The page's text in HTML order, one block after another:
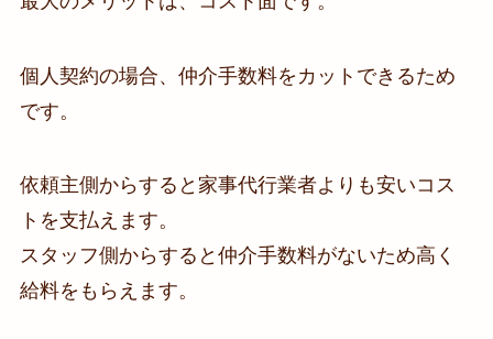
個人契約の場合、仲介手数料をカットできるため
です。
依頼主側からすると家事代行業者よりも安いコス
トを支払えます。
スタッフ側からすると仲介手数料がないため高く
給料をもらえます。